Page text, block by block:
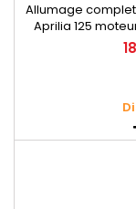
Allumage
Aprilia 125